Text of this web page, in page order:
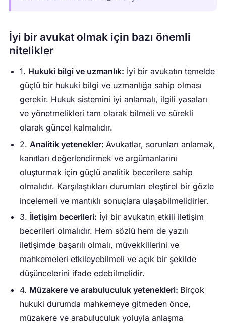
İyi bir avukat olmak için bazı önemli
nitelikler
1. Hukuki bilgi ve uzmanlık: İyi bir avukatın temelde
güçlü bir hukuki bilgi ve uzmanlığa sahip olması
gerekir. Hukuk sistemini iyi anlamalı, ilgili yasaları
ve yönetmelikleri tam olarak bilmeli ve sürekli
olarak güncel kalmalıdır.
2. Analitik yetenekler: Avukatlar, sorunları anlamak,
kanıtları değerlendirmek ve argümanlarını
oluşturmak için güçlü analitik becerilere sahip
olmalıdır. Karşılaştıkları durumları eleştirel bir gözle
incelemeli ve mantıklı sonuçlara ulaşabilmelidirler.
3. İletişim becerileri: İyi bir avukatın etkili iletişim
becerileri olmalıdır. Hem sözlü hem de yazılı
iletişimde başarılı olmalı, müvekkillerini ve
mahkemeleri etkileyebilmeli ve açık bir şekilde
düşüncelerini ifade edebilmelidir.
4. Müzakere ve arabuluculuk yetenekleri: Birçok
hukuki durumda mahkemeye gitmeden önce,
müzakere ve arabuluculuk yoluyla anlaşma